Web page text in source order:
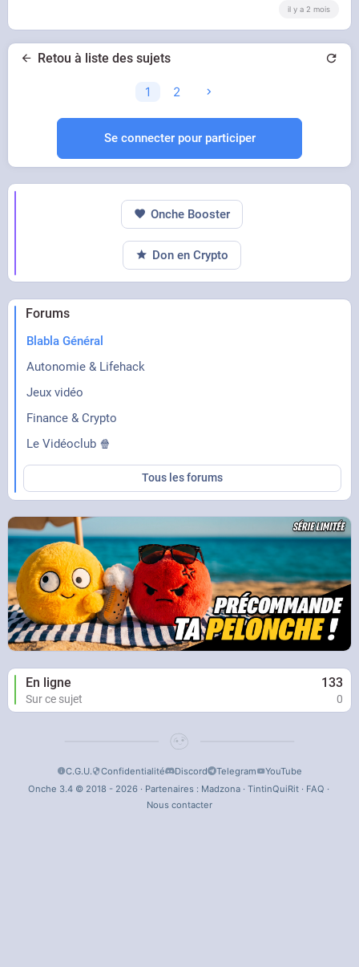
il y a 2 mois
Retou à liste des sujets
1 2
Se connecter pour participer
Forums
Blabla Général
Autonomie & Lifehack
Jeux vidéo
Finance & Crypto
Le Vidéoclub 🍿
Tous les forums
En ligne 133
Sur ce sujet 0
Onche Booster
Don en Crypto
C.G.U. Confidentialité Discord Telegram
YouTube
Onche 3.4 © 2018 - 2026 · Partenaires : Madzona· TintinQuiRit· FAQ ·
Nous contacter